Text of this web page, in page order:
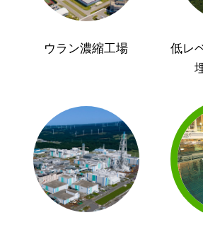
ウラン濃縮工場
低レ